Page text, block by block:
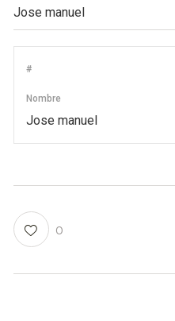
#
Nombre
Jose manuel
0